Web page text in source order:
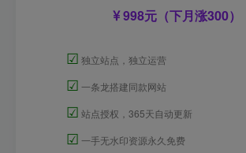
998元（下月涨300）
☑ 独立站点，独立运营
☑ 一条龙搭建同款网站
☑ 站点授权，365天自动更新
☑ 一手无水印资源永久免费